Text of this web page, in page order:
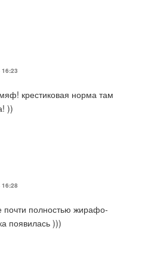
крестиковая норма там
))
почти полностью жирафо-
появилась )))